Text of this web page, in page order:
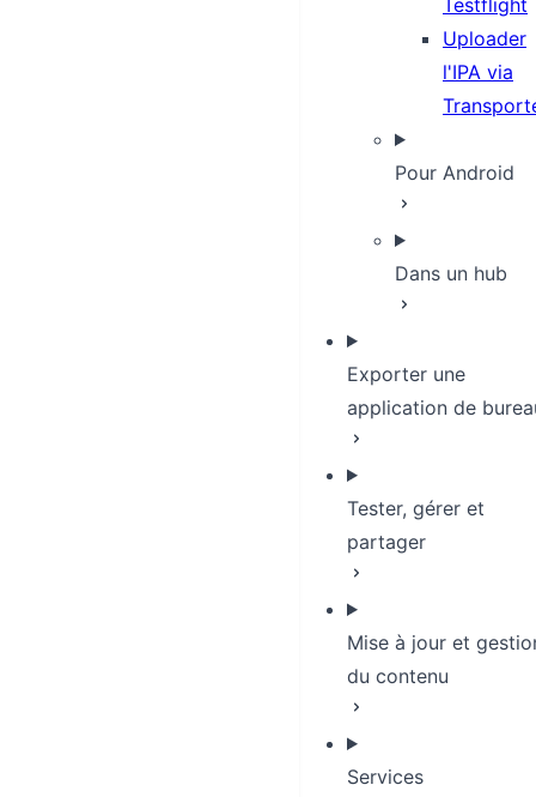
Testflight
Uploader
l'IPA via
Pour Android
Dans un hub
Exporter une
application de
Tester, gérer et
partager
Mise à jour et
du contenu
Services